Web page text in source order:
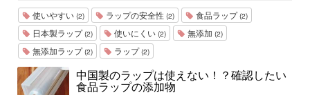
使いやすい (2) ラップの安全性 (2) 食品ラップ(2)
日本製ラップ(2) 使いにくい (2) 無添加 (2)
無添加ラップ(2) ラップ(2)
中国製のラップは使えない！？確認したい
食品ラップの添加物